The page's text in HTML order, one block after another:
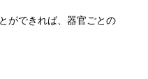
ができれば、器官ごとの